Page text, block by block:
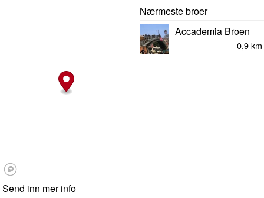
Nærmeste broer
Accademia Broen
0,9 km
Send inn mer info